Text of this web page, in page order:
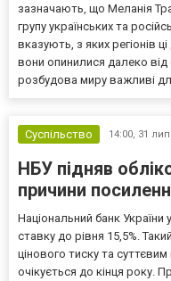
зазначають, що Меланія
групу українських та
вказують, з яких регіонів
вони опинилися далеко від
розбудова миру важливі
Суспільство 14:00, 31
НБУ підняв
причини
Національний банк
ставку до рівня 15,5%.
цінового тиску та
очікується до кінця року.